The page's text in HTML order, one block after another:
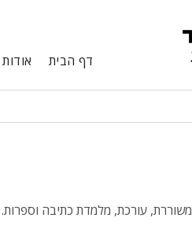
דף הבית אודות
משוררת, עורכת, מלמדת כתיבה וספרות.